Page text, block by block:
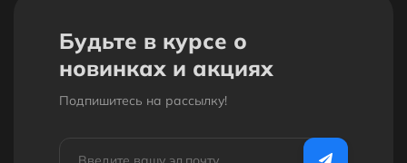
Будьте в курсе о
новинках и акциях
Подпишитесь на рассылкy!